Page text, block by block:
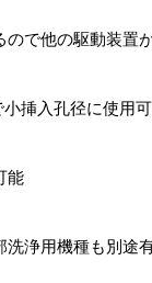
ので他の駆動装置
挿入孔径に使用
能
洗浄用機種も別途